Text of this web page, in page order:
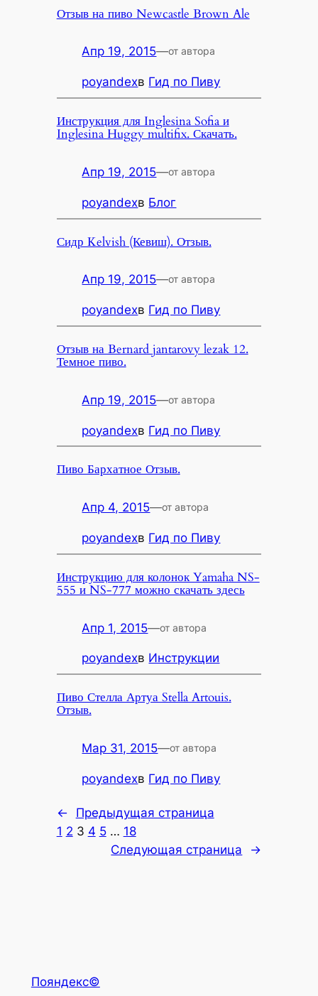
Отзыв на пиво Newcastle Brown Ale
Апр 19, 2015—от автора
poyandexв Гид по Пиву
Инструкция для Inglesina Sofia и
Inglesina Huggy multifix. Скачать.
Апр 19, 2015—от автора
poyandexв Блог
Сидр Kelvish (Кевиш). Отзыв.
Апр 19, 2015—от автора
poyandexв Гид по Пиву
Отзыв на Bernard jantarovy lezak 12.
Темное пиво.
Апр 19, 2015—от автора
poyandexв Гид по Пиву
Пиво Бархатное Отзыв.
Апр 4, 2015—от автора
poyandexв Гид по Пиву
Инструкцию для колонок Yamaha NS-
555 и NS-777 можно скачать здесь
Апр 1, 2015—от автора
poyandexв Инструкции
Пиво Стелла Артуа Stella Artouis.
Отзыв.
Мар 31, 2015—от автора
poyandexв Гид по Пиву
←
Предыдущая страница
1 2 3 4 5 … 18
Следующая страница
→
Пояндекс©